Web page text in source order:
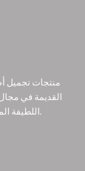
القديمة في